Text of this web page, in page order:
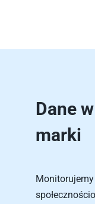
Dane
marki